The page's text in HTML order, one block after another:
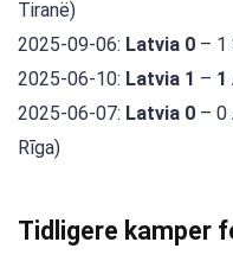
Tiranë)
2025-09-06: Latvia 0 – 1
2025-06-10: Latvia 1 – 1
2025-06-07: Latvia 0 – 0
Rīga)
Tidligere kamper